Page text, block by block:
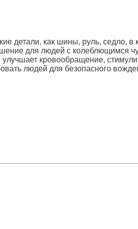
детали, как шины, руль, седло,
для людей с колеблющимся
кровообращение,
людей для безопасного